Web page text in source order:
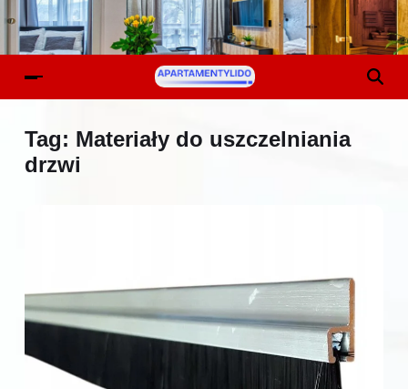
Tag: Materiały do uszczelniania
drzwi